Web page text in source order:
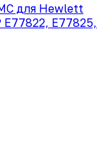
для Hewlett
E77825,